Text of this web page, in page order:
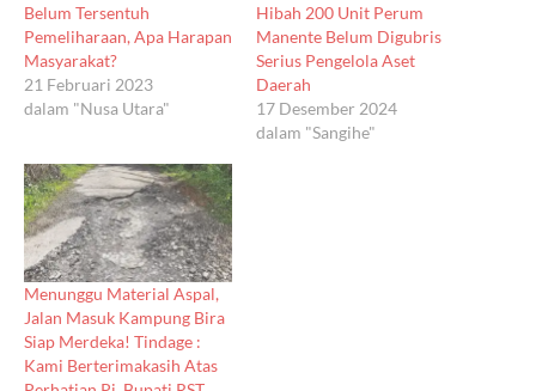
Belum Tersentuh
Pemeliharaan, Apa Harapan
Masyarakat?
21 Februari 2023
dalam "Nusa Utara"
Hibah 200 Unit Perum
Manente Belum Digubris
Serius Pengelola Aset
Daerah
17 Desember 2024
dalam "Sangihe"
Menunggu Material Aspal,
Jalan Masuk Kampung Bira
Siap Merdeka! Tindage :
Kami Berterimakasih Atas